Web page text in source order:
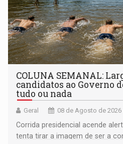
COLUNA SEMANAL:
candidatos ao Governo
tudo ou nada
Geral 08 de Agosto de 2026
Corrida presidencial acende
tenta tirar a imagem de ser a